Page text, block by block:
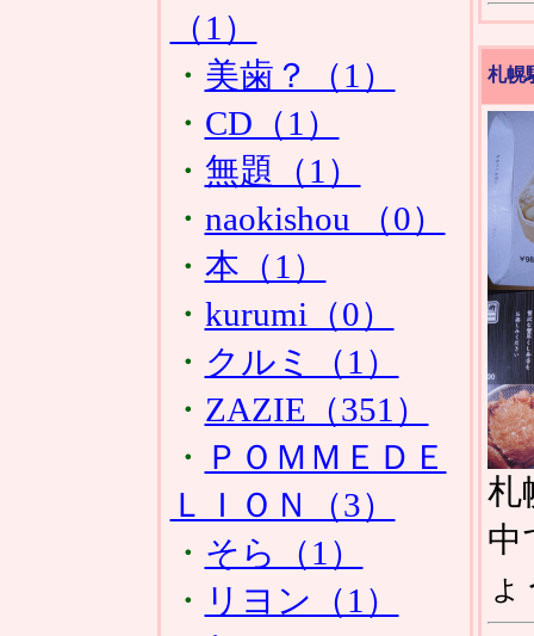
（1）
・ 美歯？（1）
・ CD（1）
・ 無題（1）
・ naokishou （0）
・ 本（1）
・ kurumi（0）
・ クルミ（1）
・ ZAZIE（351）
・ ＰＯＭＭＥＤＥ
ＬＩＯＮ（3）
・ そら（1）
・ リヨン（1）
札幌
札
中